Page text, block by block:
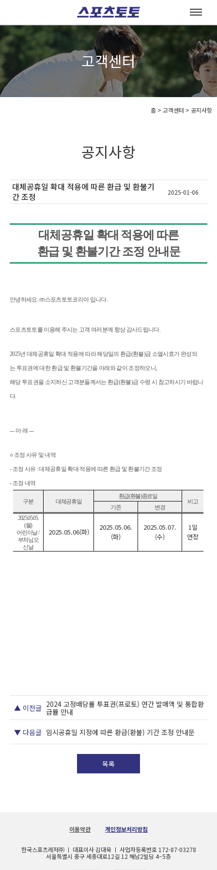
고객센터
홈 > 고객센터 > 공지사항
공지사항
대체공휴일 확대 적용에 따른 환급 및 환불기
간 조정
2025-01-06
대체공휴일 확대 적용에 따른
환급 및 환불기간 조정 안내문
안녕하세요. ㈜스포츠토토코리아 입니다.
스포츠토토를 이용해 주시는 고객 여러분께 항상 감사드립니다.
2025년 대체공휴일 확대 적용에 따라해당일의 환급(환불)금 소멸시효가 완성되
는 투표권에 대한 환급 및 환불기간을 아래와 같이 조정하오니,
해당 투표권을 소지하신 고객분들께서는 환급(환불)금 수령 시 참고하시기 바랍니
다.
---아래 ---
○ 조정 사유 및 내역
- 조정 사유 :대체공휴일 확대 적용에 따른 환급 및 환불기간 조정
- 조정 내역
구분 대체공휴일
환급(환불)종료일
비고
기존
변경
2025.05.05.
(월)
어린이날 /
부처님오
신날
2025.05.06(화)
2025.05.06.
(화)
2025.05.07.
(수)
1일
연장
▲ 이전글 2024 고정배당률 투표권(프로토) 연간 발매액 및 통합환
급률 안내
▼ 다음글 임시공휴일 지정에 따른 환급(환불) 기간 조정 안내문
목록
이용약관 개인정보처리방침
한국스포츠레저㈜ ㅣ 대표이사 김대욱 ㅣ 사업자등록번호 172-87-03278
서울특별시 중구 세종대로12길 12 해남2빌딩 4~5층